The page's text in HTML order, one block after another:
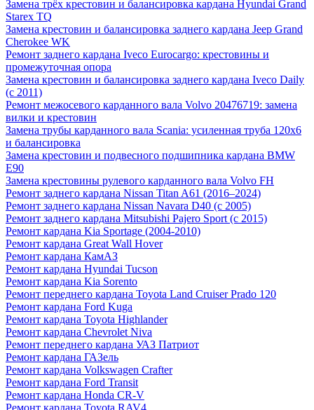
Замена трёх крестовин и балансировка кардана Hyundai Grand
Starex TQ
Замена крестовин и балансировка заднего кардана Jeep Grand
Cherokee WK
Ремонт заднего кардана Iveco Eurocargo: крестовины и
промежуточная опора
Замена крестовин и балансировка заднего кардана Iveco Daily
(с 2011)
Ремонт межосевого карданного вала Volvo 20476719: замена
вилки и крестовин
Замена трубы карданного вала Scania: усиленная труба 120х6
и балансировка
Замена крестовин и подвесного подшипника кардана BMW
E90
Замена крестовины рулевого карданного вала Volvo FH
Ремонт заднего кардана Nissan Titan A61 (2016–2024)
Ремонт заднего кардана Nissan Navara D40 (с 2005)
Ремонт заднего кардана Mitsubishi Pajero Sport (с 2015)
Ремонт кардана Kia Sportage (2004-2010)
Ремонт кардана Great Wall Hover
Ремонт кардана КамАЗ
Ремонт кардана Hyundai Tucson
Ремонт кардана Kia Sorento
Ремонт переднего кардана Toyota Land Cruiser Prado 120
Ремонт кардана Ford Kuga
Ремонт кардана Toyota Highlander
Ремонт кардана Chevrolet Niva
Ремонт переднего кардана УАЗ Патриот
Ремонт кардана ГАЗель
Ремонт кардана Volkswagen Crafter
Ремонт кардана Ford Transit
Ремонт кардана Honda CR-V
Ремонт кардана Toyota RAV4